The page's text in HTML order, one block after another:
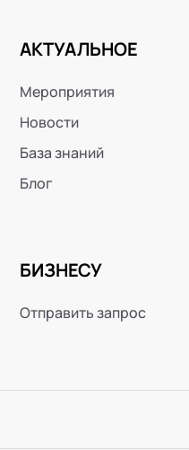
АКТУАЛЬНОЕ
Мероприятия
Новости
База знаний
Блог
БИЗНЕСУ
Отправить запрос